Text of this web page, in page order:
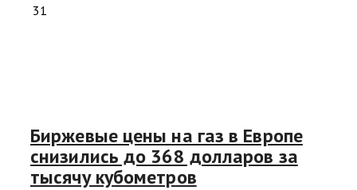
31
Биржевые цены на газ в Европе
снизились до 368 долларов за
тысячу кубометров